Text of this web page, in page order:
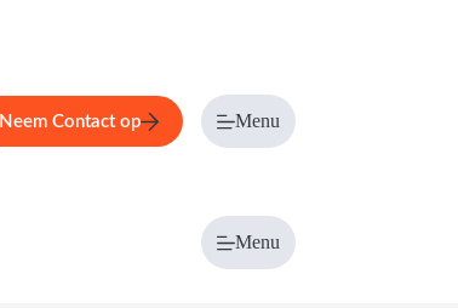
Neem Contact op Menu
Menu